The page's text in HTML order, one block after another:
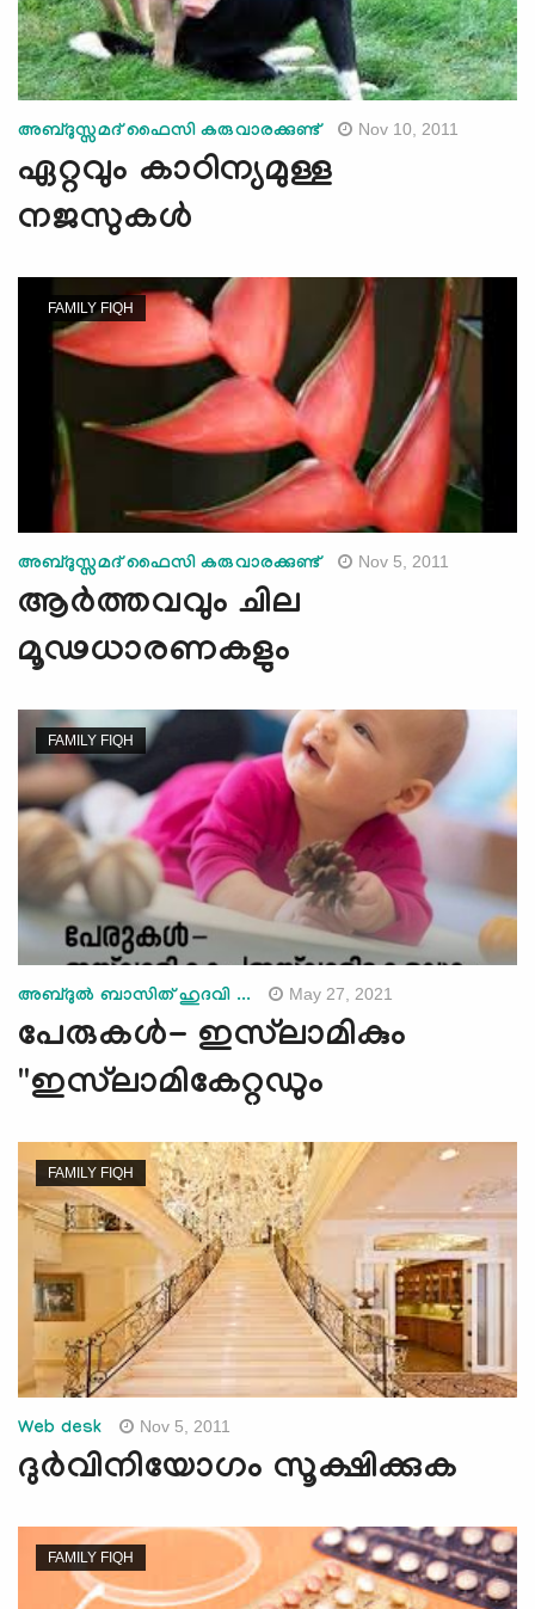
അബ്ദുസ്സമദ് ഫൈസി കരുവാരക്കുണ്ട്‌ Nov 10, 2011
ഏറ്റവും കാഠിന്യമുള്ള
നജസുകള്‍
FAMILY FIQH
അബ്ദുസ്സമദ് ഫൈസി കരുവാരക്കുണ്ട്‌ Nov 5, 2011
ആര്‍ത്തവവും ചില
മൂഢധാരണകളും
FAMILY FIQH
അബ്ദുൽ ബാസിത് ഹുദവി ... May 27, 2021
പേരുകള്‍- ഇസ്‍ലാമികും
"ഇസ്‍ലാമികേറ്റഡും
FAMILY FIQH
Web desk Nov 5, 2011
ദുര്‍വിനിയോഗം സൂക്ഷിക്കുക
FAMILY FIQH